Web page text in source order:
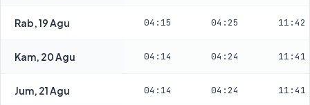
Rab, 19 Agu 04:15 04:25 11:42
Kam, 20 Agu 04:14 04:24 11:41
Jum, 21 Agu 04:14 04:24 11:41